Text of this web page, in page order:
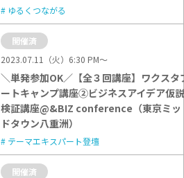
ゆるくつながる
開催済
2023.07.11（火）6:30 PM〜
＼単発参加OK／【全３回講座】ワクスタ
ートキャンプ講座②ビジネスアイデア仮説
検証講座@&BIZ conference（東京ミッ
ドタウン八重洲）
テーマエキスパート登壇
開催済